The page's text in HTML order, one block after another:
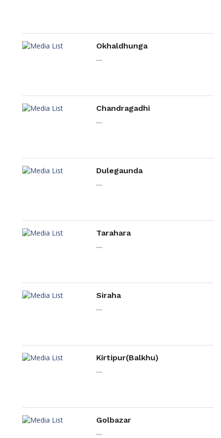
Okhaldhunga
....
Chandragadhi
....
Dulegaunda
....
Tarahara
....
Siraha
....
Kirtipur(Balkhu)
....
Golbazar
....